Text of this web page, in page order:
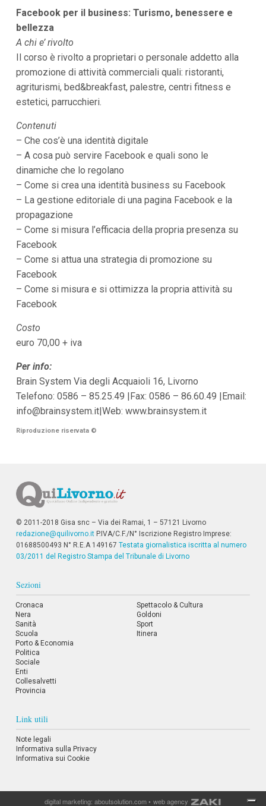
Facebook per il business: Turismo, benessere e
bellezza
A chi e’ rivolto
Il corso è rivolto a proprietari o personale addetto alla
promozione di attività commerciali quali: ristoranti,
agriturismi, bed&breakfast, palestre, centri fitness e
estetici, parrucchieri.
Contenuti
– Che cos’è una identità digitale
– A cosa può servire Facebook e quali sono le
dinamiche che lo regolano
– Come si crea una identità business su Facebook
– La gestione editoriale di una pagina Facebook e la
propagazione
– Come si misura l’efficacia della propria presenza su
Facebook
– Come si attua una strategia di promozione su
Facebook
– Come si misura e si ottimizza la propria attività su
Facebook
Costo
euro 70,00 + iva
Per info:
Brain System Via degli Acquaioli 16, Livorno
Telefono: 0586 – 85.25.49 |Fax: 0586 – 86.60.49 |Email:
info@brainsystem.it|Web: www.brainsystem.it
Riproduzione riservata ©
© 2011-2018 Gisa snc – Via dei Ramai, 1 – 57121 Livorno
redazione@quilivorno.itP.IVA/C.F./N° Iscrizione Registro Imprese:
01688500493 N° R.E.A 149167 Testata giornalistica iscritta al numero
03/2011 del Registro Stampa del Tribunale di Livorno
Sezioni
Cronaca
Nera
Sanità
Scuola
Porto & Economia
Politica
Sociale
Enti
Collesalvetti
Provincia
Spettacolo & Cultura
Goldoni
Sport
Itinera
Link utili
Note legali
Informativa sulla Privacy
Informativa sui Cookie
digital marketing:aboutsolution.com•web agency